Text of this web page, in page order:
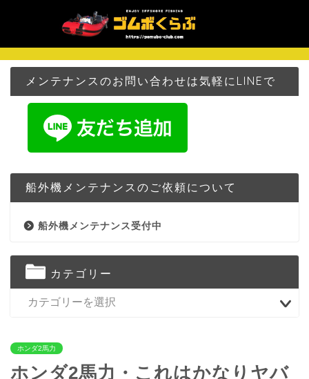
メンテナンスのお問い合わせは気軽にLINEで
船外機メンテナンスのご依頼について
船外機メンテナンス受付中
カテゴリー
ホンダ2馬力
ホンダ2馬力・これはかなりヤバ